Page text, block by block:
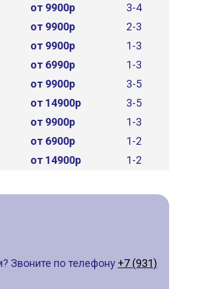
от 9900р
3-4
от 9900р
2-3
от 9900р
1-3
от 6990р
1-3
от 9900р
3-5
от 14900р
3-5
от 9900р
1-3
от 6900р
1-2
от 14900р 1-2
Звоните по телефону +7 (931)